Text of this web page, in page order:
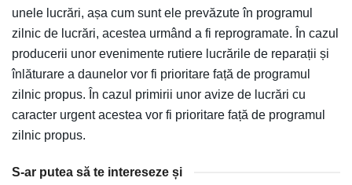
unele lucrări, așa cum sunt ele prevăzute în programul
zilnic de lucrări, acestea urmând a fi reprogramate. În cazul
producerii unor evenimente rutiere lucrările de reparații și
înlăturare a daunelor vor fi prioritare față de programul
zilnic propus. În cazul primirii unor avize de lucrări cu
caracter urgent acestea vor fi prioritare față de programul
zilnic propus.
S-ar putea să te intereseze și